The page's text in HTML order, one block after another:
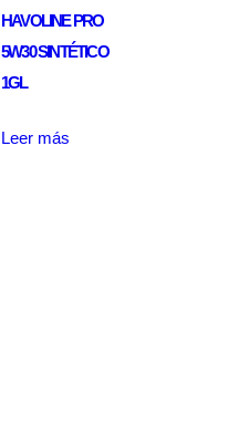
HAVOLINE PRO
5W30 SINTÉTICO
1GL
Leer más